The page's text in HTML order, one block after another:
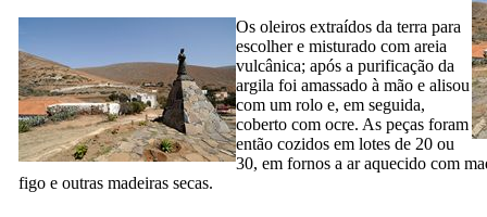
Os oleiros extraídos da terra para
escolher e misturado com areia
vulcânica; após a purificação da
argila foi amassado à mão e alisou
com um rolo e, em seguida,
coberto com ocre. As peças foram
então cozidos em lotes de 20 ou
30, em fornos a ar aquecido com
figo e outras madeiras secas.